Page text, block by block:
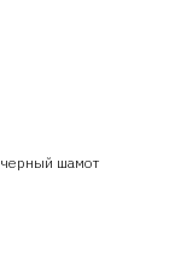
черный шамот